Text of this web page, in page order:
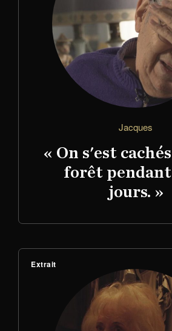
Jacques
« On s'est
forêt
jours. »
Extrait